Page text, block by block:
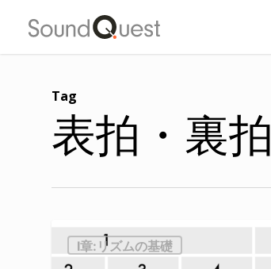
contentTag
表拍・裏拍
Ⅰ章:リズムの基礎